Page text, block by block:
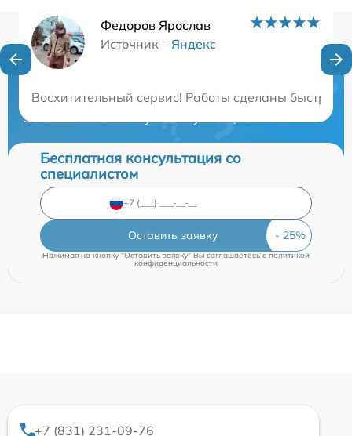
Федоров Ярослав
Источник – Яндекс
Восхитительный сервис! Работы сделаны быстро
Нужна консультация?
Закажите бесплатную консультацию
Бесплатная консультация со
специалистом
Оставить заявку
Нажимая на кнопку "Оставить заявку" Вы соглашаетесь cполитикой
конфиденциальности
+7 (831) 231-09-76